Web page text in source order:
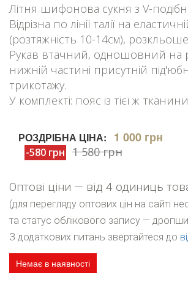
Літня шифонова сукня з V-
Відрізна по лінії талії на
(розтяжність 10-14см),
Рукав втачний, одношовний на
нижній частині присутній
трикотажу.
У комплекті: пояс із тієї ж
РОЗДРІБНА ЦІНА: 1 000 грн
-580 грн 1 580 грн
Оптові ціни — від 4 одиниць
(для перегляду оптових цін на сайті
та статус облікового запису —
З додаткових питань звертайтеся до
Немає в наявності